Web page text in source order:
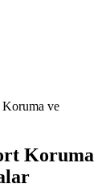
Koruma ve
Koruma